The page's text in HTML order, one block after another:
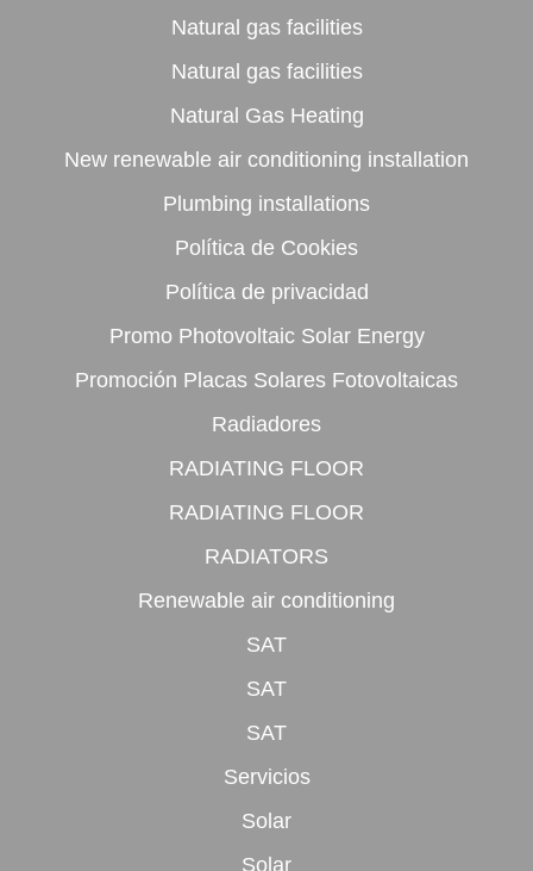
Natural gas facilities
Natural gas facilities
Natural Gas Heating
New renewable air conditioning installation
Plumbing installations
Política de Cookies
Política de privacidad
Promo Photovoltaic Solar Energy
Promoción Placas Solares Fotovoltaicas
Radiadores
RADIATING FLOOR
RADIATING FLOOR
RADIATORS
Renewable air conditioning
SAT
SAT
SAT
Servicios
Solar
Solar